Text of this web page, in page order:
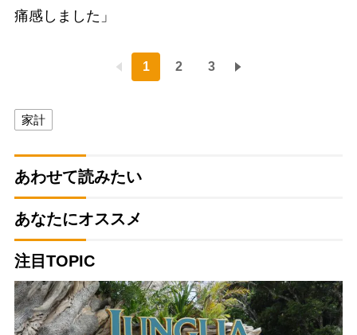
痛感しました」
1 2 3
家計
あわせて読みたい
あなたにオススメ
注目TOPIC